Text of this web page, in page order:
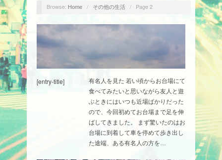
Browse: Home / その他の生活 / Page 2
[entry-title]
有名人を見た 若い頃からお台場にて
食べてみたいと思いながら友人と遊
ぶときにはいつも近場ばかりだった
ので、今回初めてお台場まで足を伸
ばしてきました。 まず驚いたのはお
台場に到着して車を停めて歩き出し
た途端、ある有名人の方を…